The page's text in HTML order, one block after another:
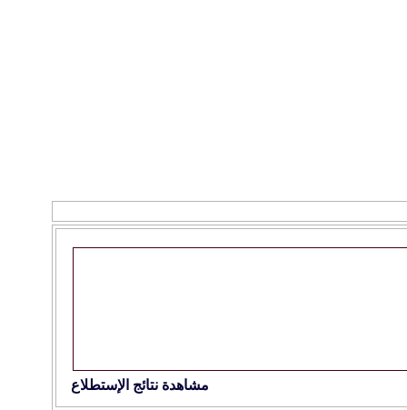
مشاهدة نتائج الإستطلاع